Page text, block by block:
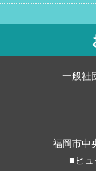
一般社
福岡市中
■ヒュ